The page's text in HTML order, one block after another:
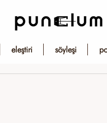
eleştiri söyleşi